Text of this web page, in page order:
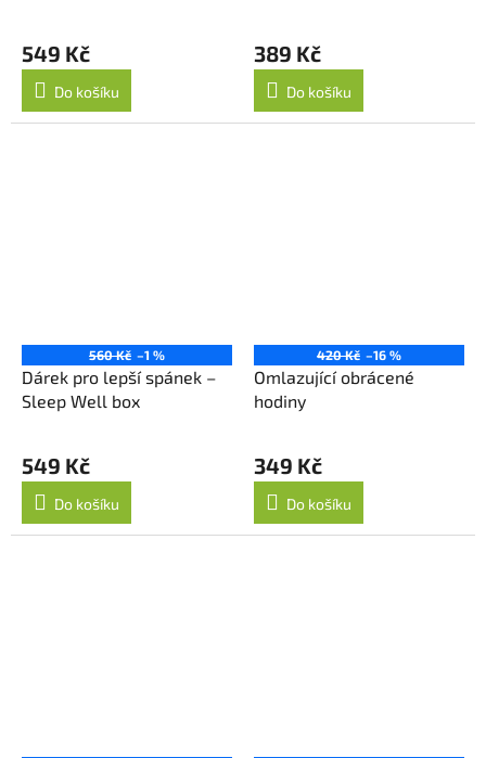
549 Kč
Do košíku
hodnocení
produktu
4,8
z
389 Kč
Do košíku
560 Kč –1 %
Dárek pro lepší spánek –
Sleep Well box
549 Kč
Do košíku
420 Kč –16 %
Omlazující obrácené
hodiny
349 Kč
Do košíku